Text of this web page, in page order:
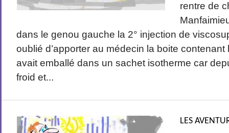
rentre de
dans le genou gauche la 2° injection de
oublié d’apporter au médecin la boite contenant
avait emballé dans un sachet isotherme car
froid et...
LES